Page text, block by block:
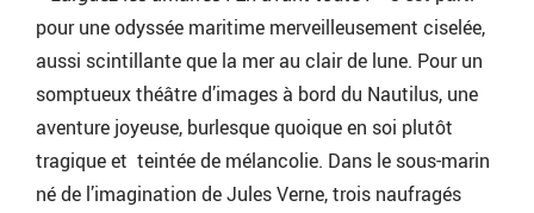
pour une odyssée maritime merveilleusement ciselée,
aussi scintillante que la mer au clair de lune. Pour un
somptueux théâtre d’images à bord du Nautilus, une
aventure joyeuse, burlesque quoique en soi plutôt
tragique et teintée de mélancolie. Dans le sous-marin
né de l’imagination de Jules Verne, trois naufragés